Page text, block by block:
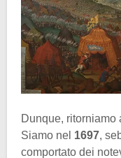
Dunque,
Siamo nel 1697,
comportato dei